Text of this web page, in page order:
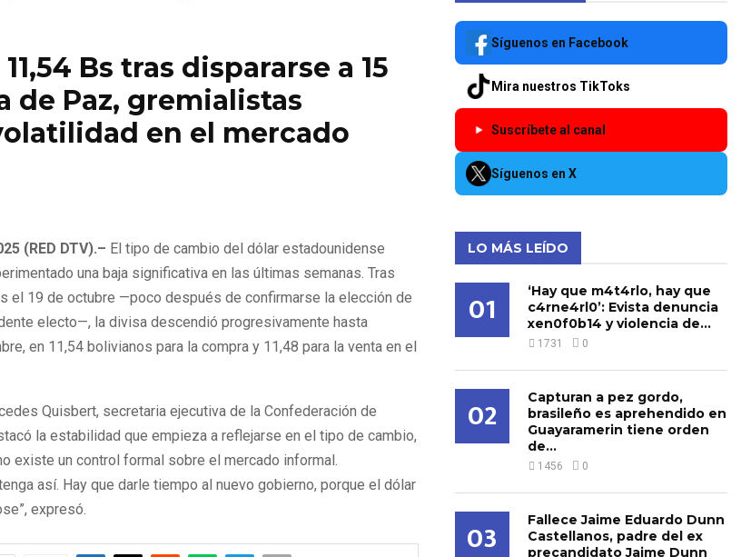
Bs tras dispararse a 15
de Paz, gremialistas
en el mercado
(RED DTV).– El tipo de cambio del dólar estadounidense
una baja significativa en las últimas semanas. Tras
el 19 de octubre —poco después de confirmarse la elección de
electo—, la divisa descendió progresivamente hasta
en 11,54 bolivianos para la compra y 11,48 para la venta en el
Quisbert, secretaria ejecutiva de la Confederación de
la estabilidad que empieza a reflejarse en el tipo de cambio,
existe un control formal sobre el mercado informal.
así. Hay que darle tiempo al nuevo gobierno, porque el dólar
expresó.
Síguenos en Facebook
Mira nuestros TikToks
Suscríbete al canal
Síguenos en X
LO MÁS LEÍDO
01
‘Hay que m4t4rlo, hay que
c4rne4rl0’: Evista denuncia
xen0f0b14 y violencia de...
1731 0
02
Capturan a pez gordo,
brasileño es aprehendido en
Guayaramerin tiene orden
de...
1456 0
03
Fallece Jaime Eduardo Dunn
Castellanos, padre del ex
precandidato Jaime Dunn